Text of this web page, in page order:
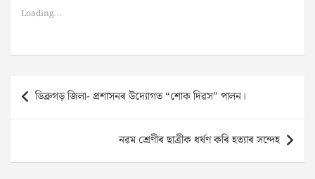
Loading...
Post
navigation
ডিব্ৰুগড় জিলা- প্ৰশাসনৰ উদ্যোগত “শোক দিৱস” পালন।
নৱম শ্ৰেণীৰ ছাত্ৰীক ধৰ্ষণ কৰি হত্যাৰ সন্দেহ